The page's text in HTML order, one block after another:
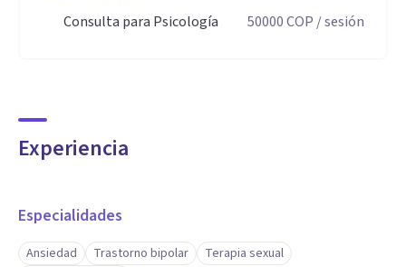
Consulta para Psicología
50000COP / sesión
Experiencia
Especialidades
Ansiedad Trastorno bipolar
Terapia sexual